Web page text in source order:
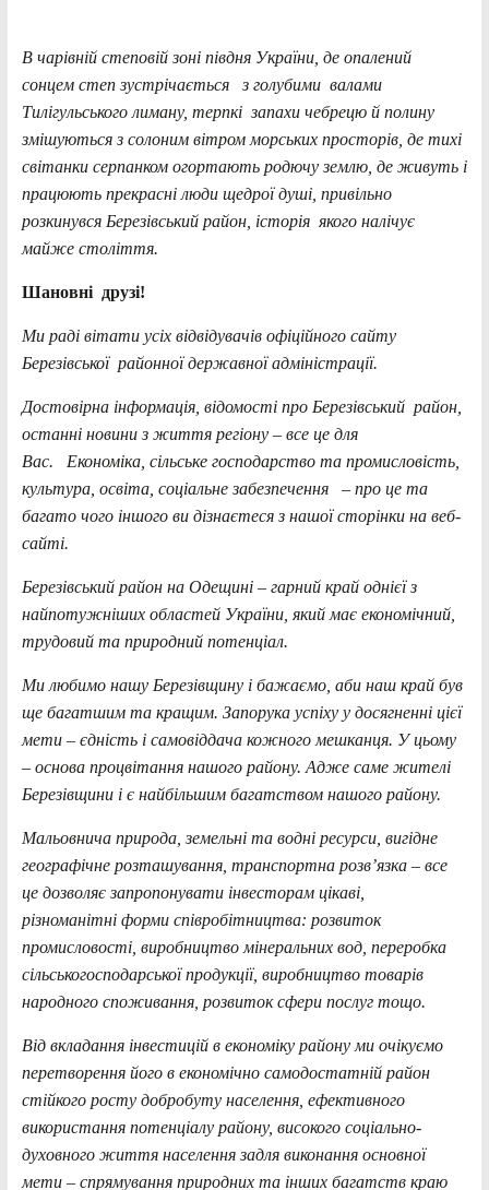
В чарівній степовій зоні півдня України, де опалений
сонцем степ зустрічається з голубими валами
Тилігульського лиману, терпкі запахи чебрецю й полину
змішуються з солоним вітром морських просторів, де тихі
світанки серпанком огортають родючу землю, де живуть і
працюють прекрасні люди щедрої душі, привільно
розкинувся Березівський район, історія якого налічує
майже століття.
Шановні друзі!
Ми раді вітати усіх відвідувачів офіційного сайту
Березівської районної державної адміністрації.
Достовірна інформація, відомості про Березівський район,
останні новини з життя регіону – все це для
Вас. Економіка, сільське господарство та промисловість,
культура, освіта, соціальне забезпечення – про це та
багато чого іншого ви дізнаєтеся з нашої сторінки на веб-
сайті.
Березівський район на Одещині – гарний край однієї з
найпотужніших областей України, який має економічний,
трудовий та природний потенціал.
Ми любимо нашу Березівщину і бажаємо, аби наш край був
ще багатшим та кращим. Запорука успіху у досягненні цієї
мети – єдність і самовіддача кожного мешканця. У цьому
– основа процвітання нашого району. Адже саме жителі
Березівщини і є найбільшим багатством нашого району.
Мальовнича природа, земельні та водні ресурси, вигідне
географічне розташування, транспортна розв’язка – все
це дозволяє запропонувати інвесторам цікаві,
різноманітні форми співробітництва: розвиток
промисловості, виробництво мінеральних вод, переробка
сільськогосподарської продукції, виробництво товарів
народного споживання, розвиток сфери послуг тощо.
Від вкладання інвестицій в економіку району ми очікуємо
перетворення його в економічно самодостатній район
стійкого росту добробуту населення, ефективного
використання потенціалу району, високого соціально-
духовного життя населення задля виконання основної
мети – спрямування природних та інших багатств краю